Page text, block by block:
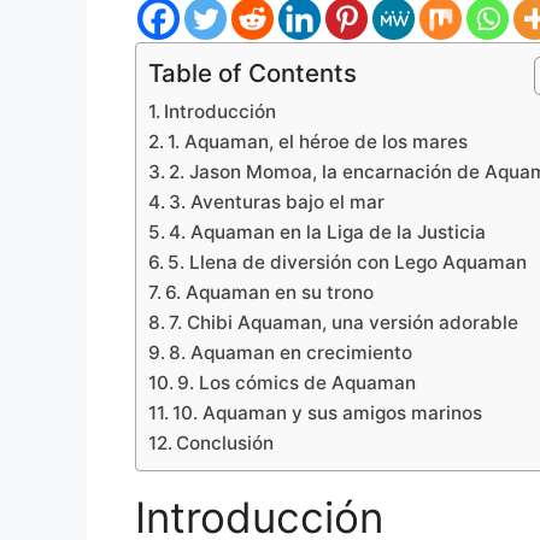
Table of Contents
Introducción
1. Aquaman, el héroe de los mares
2. Jason Momoa, la encarnación de
3. Aventuras bajo el mar
4. Aquaman en la Liga de la Justicia
5. Llena de diversión con Lego Aquaman
6. Aquaman en su trono
7. Chibi Aquaman, una versión adorable
8. Aquaman en crecimiento
9. Los cómics de Aquaman
10. Aquaman y sus amigos marinos
Conclusión
Introducción